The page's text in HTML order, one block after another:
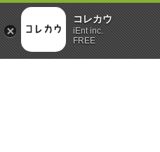
コレカウ
iEnt inc.
FREE